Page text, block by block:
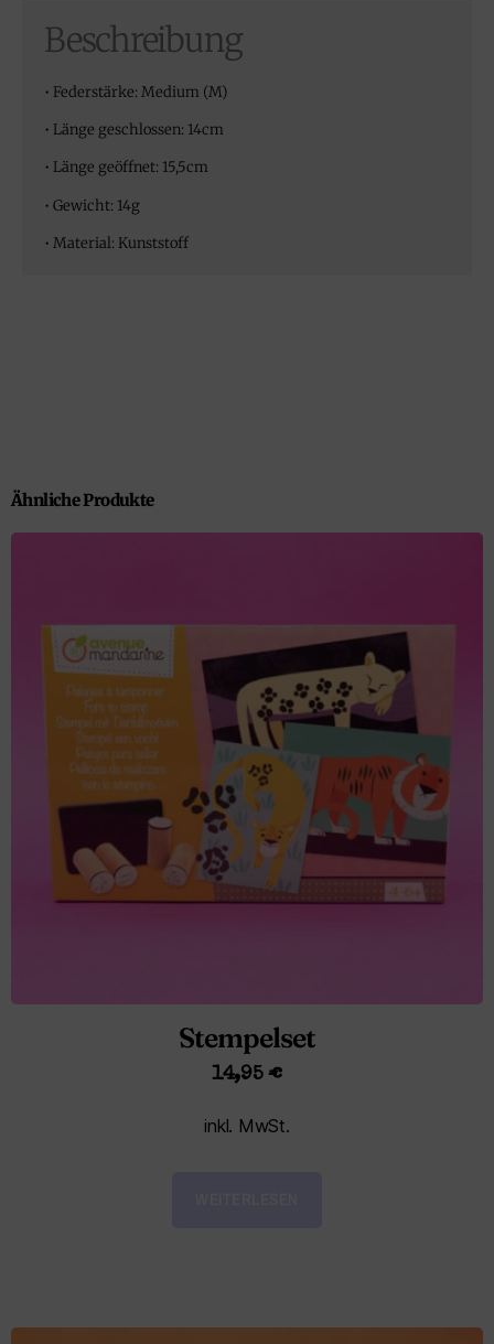
Beschreibung
• Federstärke: Medium (M)
• Länge geschlossen: 14cm
• Länge geöffnet: 15,5cm
• Gewicht: 14g
• Material: Kunststoff
Ähnliche Produkte
Stempelset
14,95€
inkl. MwSt.